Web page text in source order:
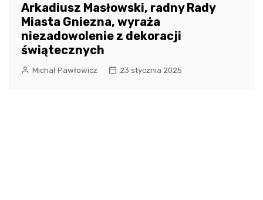
Arkadiusz Masłowski, radny Rady
Miasta Gniezna, wyraża
niezadowolenie z dekoracji
świątecznych
Michał Pawłowicz 23 stycznia 2025